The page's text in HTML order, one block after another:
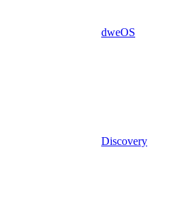
dweOS
Discovery